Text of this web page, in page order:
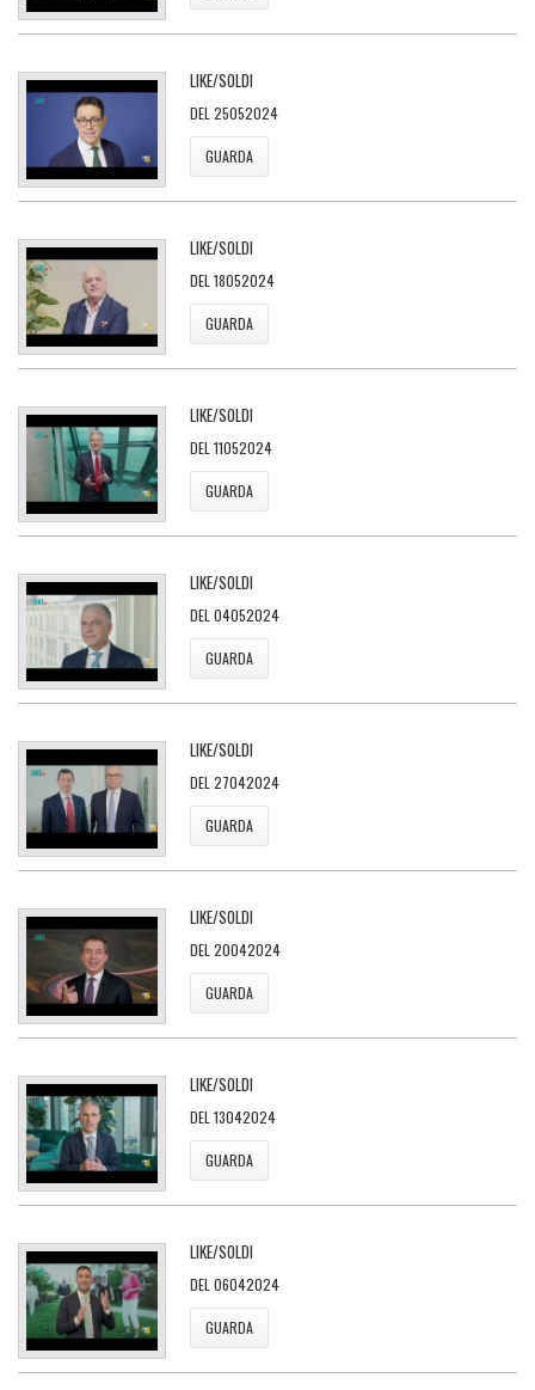
LIKE/SOLDI
DEL 25052024
GUARDA
LIKE/SOLDI
DEL 18052024
GUARDA
LIKE/SOLDI
DEL 11052024
GUARDA
LIKE/SOLDI
DEL 04052024
GUARDA
LIKE/SOLDI
DEL 27042024
GUARDA
LIKE/SOLDI
DEL 20042024
GUARDA
LIKE/SOLDI
DEL 13042024
GUARDA
LIKE/SOLDI
DEL 06042024
GUARDA